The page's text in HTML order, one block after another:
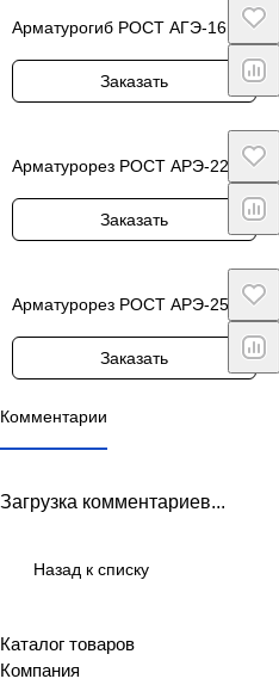
Арматурогиб РОСТ АГЭ-16
Заказать
Арматурорез РОСТ АРЭ-22
Заказать
Арматурорез РОСТ АРЭ-25
Заказать
Комментарии
Загрузка комментариев...
Назад к списку
Каталог товаров
Компания